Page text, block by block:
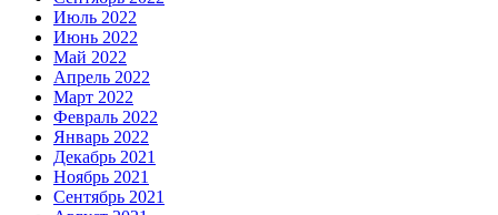
Июль 2022
Июнь 2022
Май 2022
Апрель 2022
Март 2022
Февраль 2022
Январь 2022
Декабрь 2021
Ноябрь 2021
Сентябрь 2021